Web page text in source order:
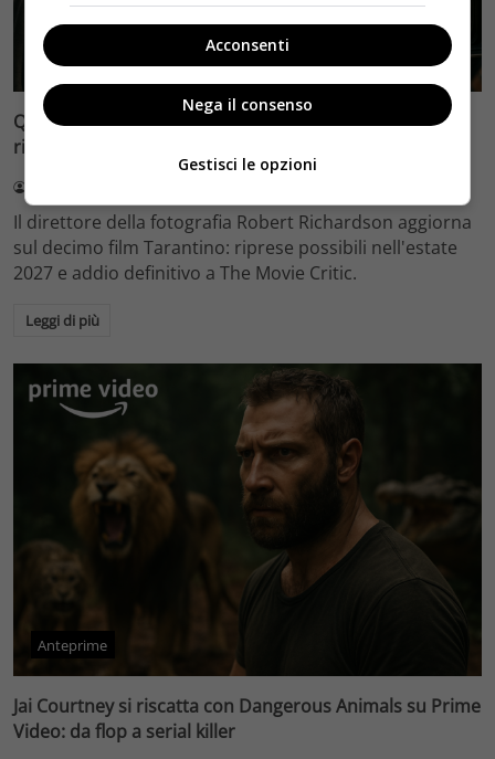
Rumors
Quentin Tarantino e il decimo film: Robert Richardson
rivela riprese forse nel 2027 e l’addio a The Movie Critic
Il direttore della fotografia Robert Richardson aggiorna
sul decimo film Tarantino: riprese possibili nell'estate
2027 e addio definitivo a The Movie Critic.
Leggi di più
Anteprime
Jai Courtney si riscatta con Dangerous Animals su Prime
Video: da flop a serial killer
Acconsenti
Nega il consenso
Gestisci le opzioni